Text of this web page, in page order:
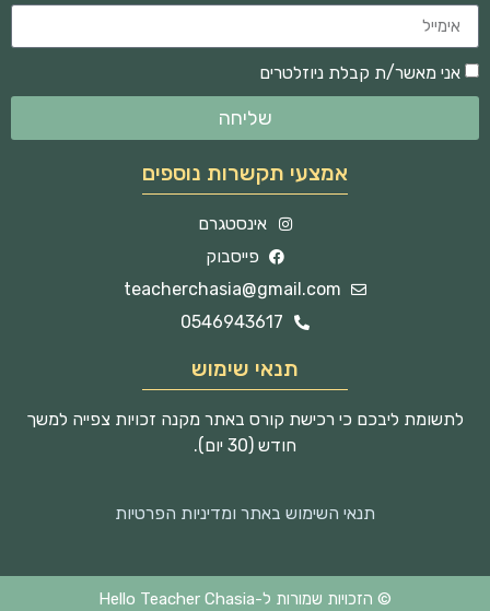
אני מאשר/ת קבלת ניוזלטרים
שליחה
אמצעי תקשרות נוספים
אינסטגרם
פייסבוק
teacherchasia@gmail.com
0546943617
תנאי שימוש
לתשומת ליבכם כי רכישת קורס באתר מקנה זכויות צפייה למשך
חודש (30 יום).
תנאי השימוש באתר ומדיניות הפרטיות
© הזכויות שמורות ל-Hello Teacher Chasia